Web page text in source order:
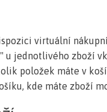
virtuální
jednotlivého zboží
položek máte v
kde máte zboží